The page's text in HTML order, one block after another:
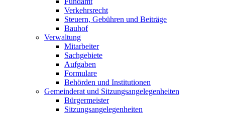
Verkehrsrecht
Steuern, Gebühren und Beiträge
Bauhof
Verwaltung
Mitarbeiter
Sachgebiete
Aufgaben
Formulare
Behörden und Institutionen
Gemeinderat und Sitzungsangelegenheiten
Bürgermeister
Sitzungsangelegenheiten